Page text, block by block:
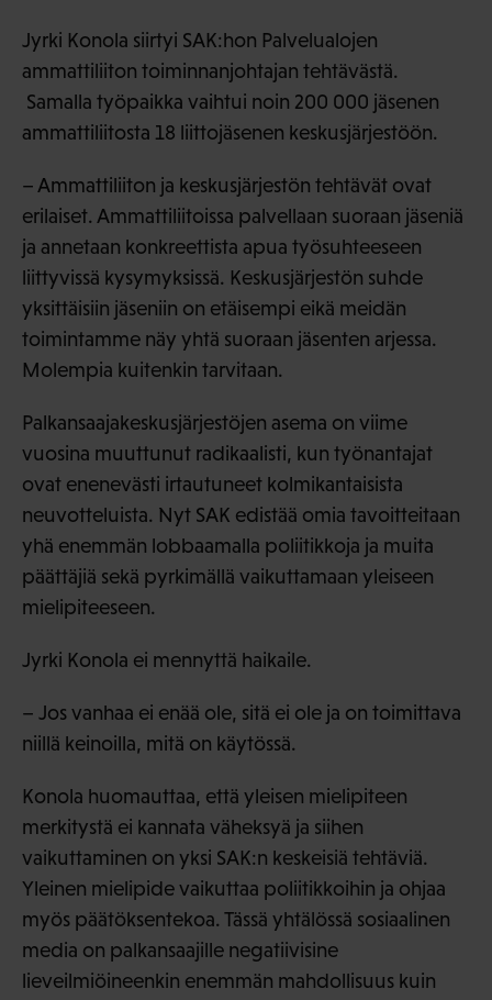
Jyrki Konola siirtyi SAK:hon Palvelualojen
ammattiliiton toiminnanjohtajan tehtävästä.
Samalla työpaikka vaihtui noin 200 000 jäsenen
ammattiliitosta 18 liittojäsenen keskusjärjestöön.
– Ammattiliiton ja keskusjärjestön tehtävät ovat
erilaiset. Ammattiliitoissa palvellaan suoraan jäseniä
ja annetaan konkreettista apua työsuhteeseen
liittyvissä kysymyksissä. Keskusjärjestön suhde
yksittäisiin jäseniin on etäisempi eikä meidän
toimintamme näy yhtä suoraan jäsenten arjessa.
Molempia kuitenkin tarvitaan.
Palkansaajakeskusjärjestöjen asema on viime
vuosina muuttunut radikaalisti, kun työnantajat
ovat enenevästi irtautuneet kolmikantaisista
neuvotteluista. Nyt SAK edistää omia tavoitteitaan
yhä enemmän lobbaamalla poliitikkoja ja muita
päättäjiä sekä pyrkimällä vaikuttamaan yleiseen
mielipiteeseen.
Jyrki Konola ei mennyttä haikaile.
– Jos vanhaa ei enää ole, sitä ei ole ja on toimittava
niillä keinoilla, mitä on käytössä.
Konola huomauttaa, että yleisen mielipiteen
merkitystä ei kannata väheksyä ja siihen
vaikuttaminen on yksi SAK:n keskeisiä tehtäviä.
Yleinen mielipide vaikuttaa poliitikkoihin ja ohjaa
myös päätöksentekoa. Tässä yhtälössä sosiaalinen
media on palkansaajille negatiivisine
lieveilmiöineenkin enemmän mahdollisuus kuin